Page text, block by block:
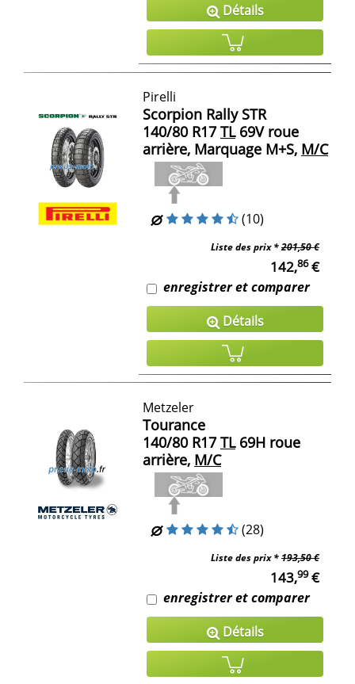
Détails
Pirelli
Scorpion Rally STR
140/80 R17 TL69V roue
arrière, Marquage M+S, M/C
(10)
Liste des prix *201,50 €
142,86€
enregistrer et comparer
Détails
Metzeler
Tourance
140/80 R17 TL69H roue
arrière, M/C
(28)
Liste des prix *193,50 €
143,99€
enregistrer et comparer
Détails